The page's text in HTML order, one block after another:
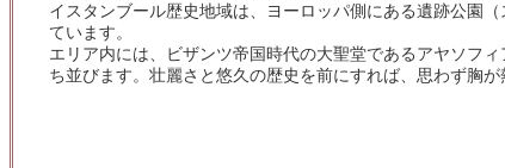
イスタンブール歴史地域は、ヨーロッパ側にある遺跡公園
ています。
エリア内には、ビザンツ帝国時代の大聖堂であるアヤソフ
ち並びます。壮麗さと悠久の歴史を前にすれば、思わず胸